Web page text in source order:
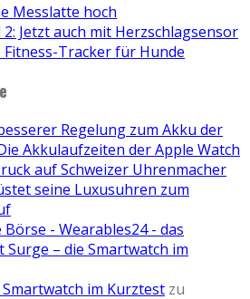
Messlatte hoch
Jetzt auch mit Herzschlagsensor
Fitness-Tracker für Hunde
Regelung zum Akku der
Akkulaufzeiten der Apple Watch
auf Schweizer Uhrenmacher
seine Luxusuhren zum
- Wearables24 - das
Surge – die Smartwatch im
im Kurztest zu